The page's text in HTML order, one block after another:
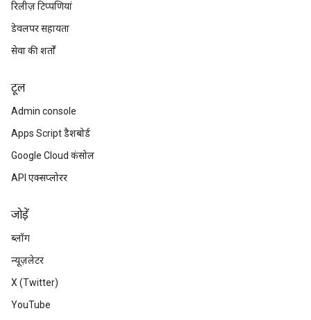
रिलीज़ टिप्पणियां
डेवलपर सहायता
सेवा की शर्तों
टूल
Admin console
Apps Script डैशबोर्ड
Google Cloud कंसोल
API एक्सप्लोरर
जोड़ें
ब्लॉग
न्यूज़लेटर
X (Twitter)
YouTube